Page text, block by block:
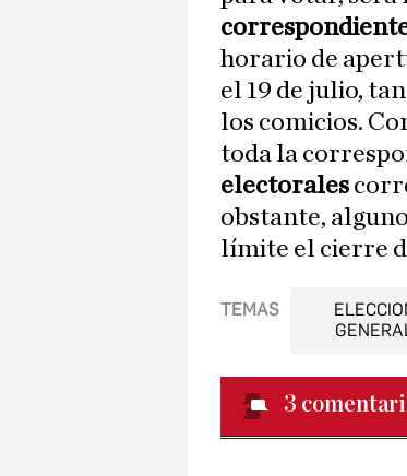
horario de
el 19 de julio,
los comicios.
toda la
electorales
obstante,
límite el cierre
TEMAS
3